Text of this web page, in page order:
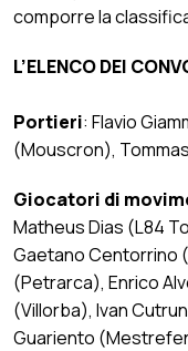
comporre la
L’ELENCO DEI
Portieri: Flavio
(Mouscron),
Giocatori di
Matheus Dias (L84
Gaetano Centorrino
(Petrarca), Enrico
(Villorba), Ivan
Guariento